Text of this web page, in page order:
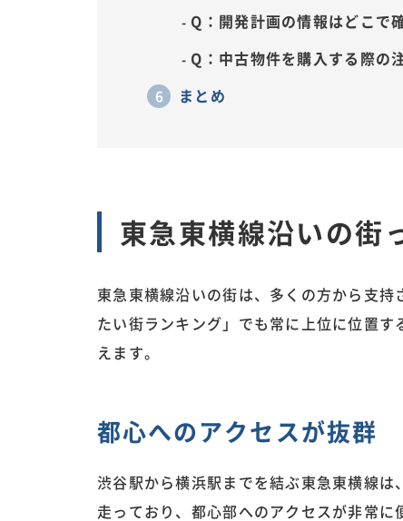
Q：開発計画の情報はどこで
Q：中古物件を購入する際の
まとめ
東急東横線沿いの街
東急東横線沿いの街は、多くの方から支
たい街ランキング」でも常に上位に位置
えます。
都心へのアクセスが抜群
渋谷駅から横浜駅までを結ぶ東急東横線
走っており、都心部へのアクセスが非常